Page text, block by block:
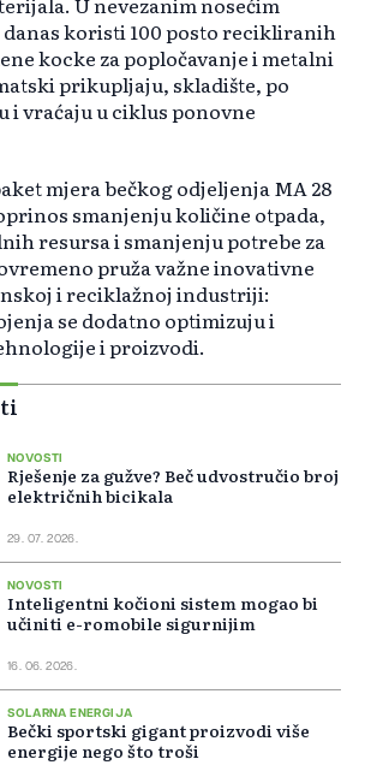
danas koristi 100 posto recikliranih
kocke za popločavanje i metalni
prikupljaju, skladište, po
i vraćaju u ciklus ponovne
mjera bečkog odjeljenja MA 28
smanjenju količine otpada,
resursa i smanjenju potrebe za
pruža važne inovativne
i reciklažnoj industriji:
se dodatno optimizuju i
i proizvodi.
NOVOSTI
Rješenje za gužve? Beč udvostručio broj
električnih bicikala
29. 07. 2026.
NOVOSTI
Inteligentni kočioni sistem mogao bi
učiniti e-romobile sigurnijim
16. 06. 2026.
SOLARNA ENERGIJA
Bečki sportski gigant proizvodi više
energije nego što troši